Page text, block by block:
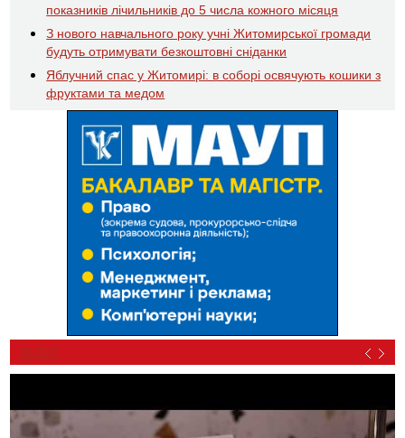
показників лічильників до 5 числа кожного місяця
З нового навчального року учні Житомирської громади
будуть отримувати безкоштовні сніданки
Яблучний спас у Житомирі: в соборі освячують кошики з
фруктами та медом
ВІДЕО